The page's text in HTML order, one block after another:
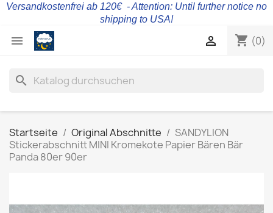
Versandkostenfrei ab 120€ - Attention: Until further notice no
shipping to USA!
 shopping_cart (0)

search
Startseite Original Abschnitte
SANDYLION
Stickerabschnitt MINI Kromekote Papier Bären Bär
Panda 80er 90er